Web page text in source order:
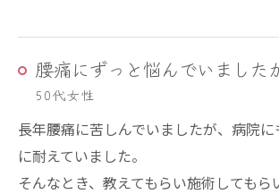
腰痛にずっと悩んでいました
50代女性
長年腰痛に苦しんでいましたが、病院
に耐えていました。
そんなとき、教えてもらい施術してもら